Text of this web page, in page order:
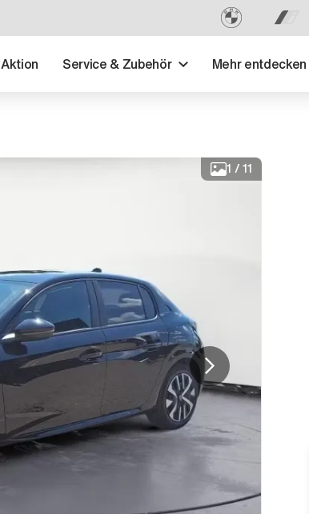
Aktion Service & Zubehör Mehr entdecken
1 /11